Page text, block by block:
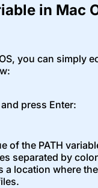
in Mac
you can simply
press Enter:
of the PATH
separated by
a location where the